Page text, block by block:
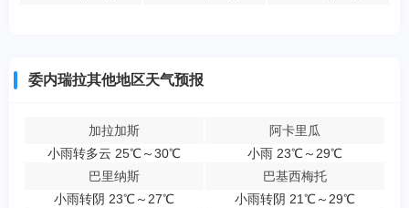
委内瑞拉其他地区天气预报
加拉加斯
小雨转多云 25℃～30℃
阿卡里瓜
小雨 23℃～29℃
巴里纳斯
小雨转阴 23℃～27℃
巴基西梅托
小雨转阴 21℃～29℃